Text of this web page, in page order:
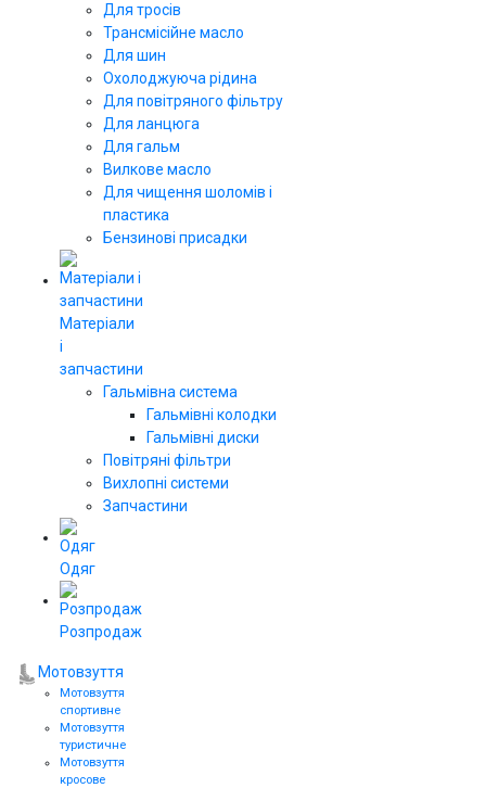
Для тросів
Трансмісійне масло
Для шин
Охолоджуюча рідина
Для повітряного фільтру
Для ланцюга
Для гальм
Вилкове масло
Для чищення шоломів і
пластика
Бензинові присадки
Матеріали
і
запчастини
Гальмівна система
Гальмівні колодки
Гальмівні диски
Повітряні фільтри
Вихлопні системи
Запчастини
Одяг
Розпродаж
Мотовзуття
Мотовзуття
спортивне
Мотовзуття
туристичне
Мотовзуття
кросове